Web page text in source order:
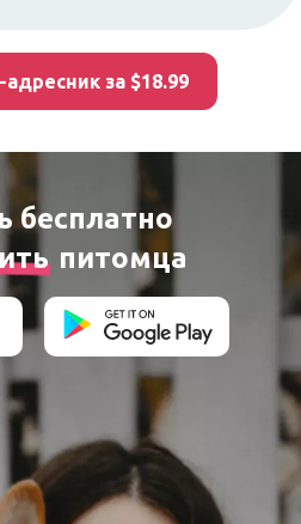
адресник за $18.99
бесплатно
питомца